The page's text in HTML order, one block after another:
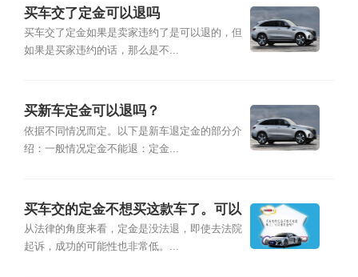
买车交了定金可以退吗
买车交了定金如果是卖家违约了是可以退的，但
如果是买家违约的话，那么是不...
买新车定金可以退吗？
依据不同情况而定。以下是新车退定金的部分介
绍：一般情况定金不能退：定金...
买车交的定金不想买这款车了。可以
退定金吗？
从法律的角度来看，定金是没法退，即使去法院
起诉，成功的可能性也非常低。...